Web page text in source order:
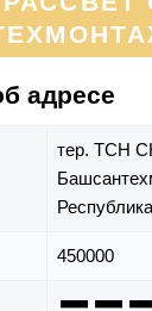
адресе
тер. ТСН
450000